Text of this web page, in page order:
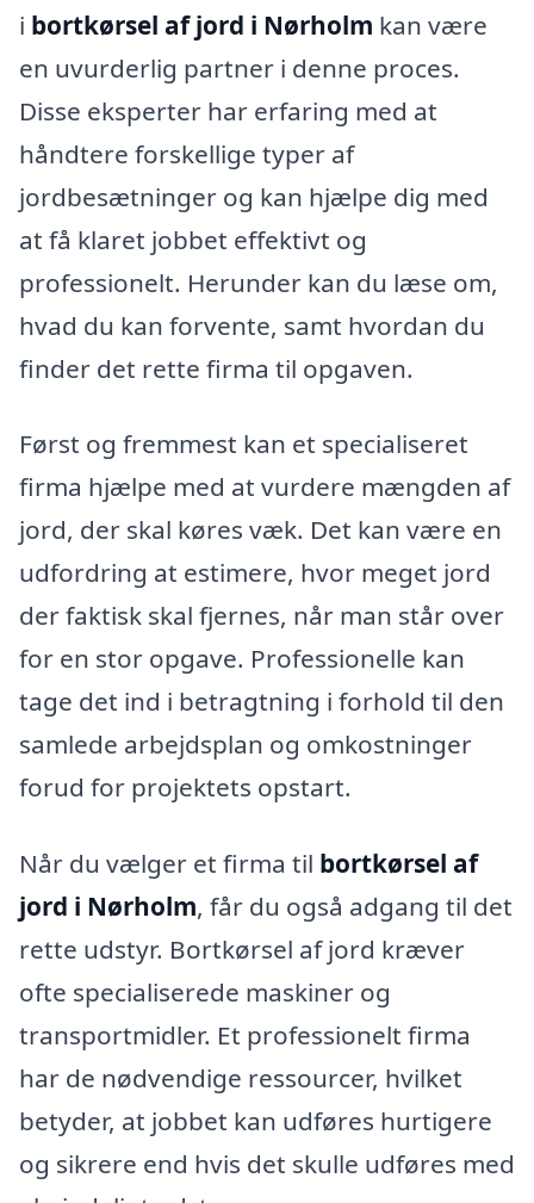
i bortkørsel af jord i Nørholm kan være
en uvurderlig partner i denne proces.
Disse eksperter har erfaring med at
håndtere forskellige typer af
jordbesætninger og kan hjælpe dig med
at få klaret jobbet effektivt og
professionelt. Herunder kan du læse om,
hvad du kan forvente, samt hvordan du
finder det rette firma til opgaven.
Først og fremmest kan et specialiseret
firma hjælpe med at vurdere mængden af
jord, der skal køres væk. Det kan være en
udfordring at estimere, hvor meget jord
der faktisk skal fjernes, når man står over
for en stor opgave. Professionelle kan
tage det ind i betragtning i forhold til den
samlede arbejdsplan og omkostninger
forud for projektets opstart.
Når du vælger et firma til bortkørsel af
jord i Nørholm, får du også adgang til det
rette udstyr. Bortkørsel af jord kræver
ofte specialiserede maskiner og
transportmidler. Et professionelt firma
har de nødvendige ressourcer, hvilket
betyder, at jobbet kan udføres hurtigere
og sikrere end hvis det skulle udføres med